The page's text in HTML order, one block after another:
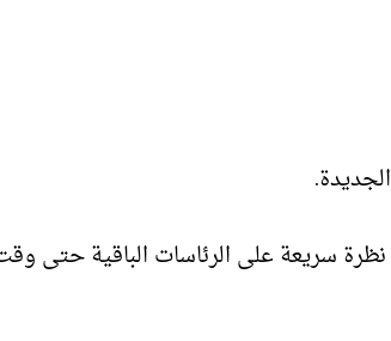
سريعة على الرئاسات الباقية حتى